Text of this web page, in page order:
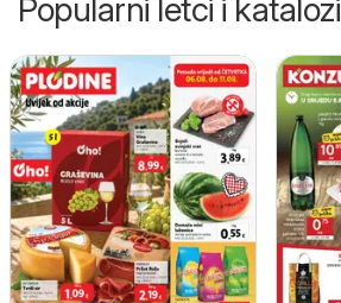
Popularni letci i katalozi